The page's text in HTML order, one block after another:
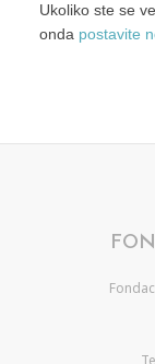
Ukoliko ste se
onda postavite